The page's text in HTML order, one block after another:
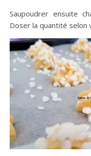
Saupoudrer ensuite
Doser la quantité selon